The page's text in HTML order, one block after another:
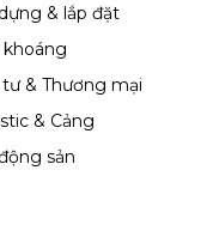
& lắp đặt
khoáng
& Thương mại
& Cảng
sản